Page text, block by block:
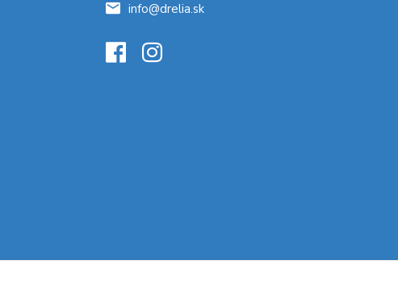
info@drelia.sk